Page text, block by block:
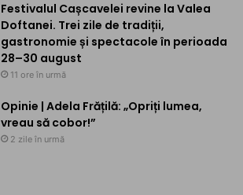
Festivalul Cașcavelei revine la Valea
Doftanei. Trei zile de tradiții,
gastronomie și spectacole în perioada
28–30 august
11 ore în urmă
Opinie | Adela Frățilă: „Opriți lumea,
vreau să cobor!”
2 zile în urmă